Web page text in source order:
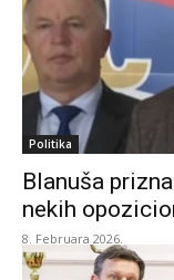
Politika
Blanuša
nekih
8. Februara 2026.